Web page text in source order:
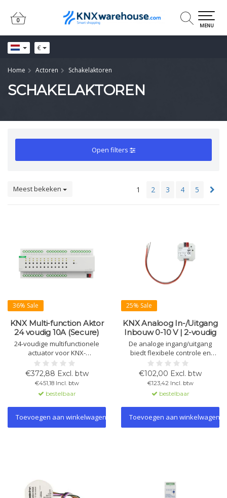
€
0
0
MENU
Home Actoren Schakelaktoren
SCHAKELAKTOREN
Open filters
Meest bekeken 1 2 3 4 5
36% Sale
KNX Multi-function Aktor
24 voudig 10A (Secure)
24-voudige multifunctionele
actuator voor KNX-
automatisering, 230V, 10A/20A,
met uitgebreide
configuratiemogelijkheden voor
schakelen, jaloezieën,
verwarming/koeling en
ventilatie, ondersteund door
KNX-Secure.
€372,88 Excl. btw
€451,18 Incl. btw
bestelbaar
Toevoegen aan winkelwagen
25% Sale
KNX Analoog In-/Uitgang
Inbouw 0-10 V | 2-voudig
De analoge ingang/uitgang
biedt flexibele controle en
registratie van apparaten met
0-10V-signalen, zoals
ventilatiesystemen en
sensoren. Elk kanaal kan
onafhankelijk als input of
output worden geconfigureerd.
€102,00 Excl. btw
€123,42 Incl. btw
bestelbaar
Toevoegen aan winkelwagen